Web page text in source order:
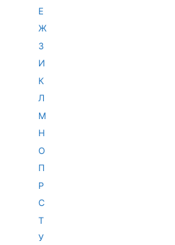
Е
Ж
З
И
К
Л
М
Н
О
П
Р
С
Т
У